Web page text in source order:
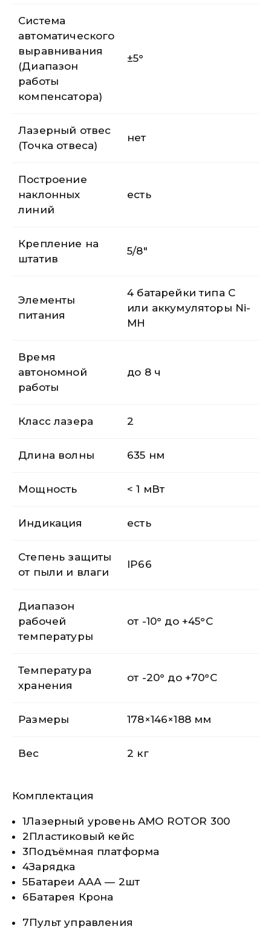
Система
автоматического
выравнивания
(Диапазон
работы
компенсатора)
±5°
Лазерный отвес
(Точка отвеса)
нет
Построение
наклонных
линий
есть
Крепление на
штатив
5/8″
Элементы
питания
4 батарейки типа C
или аккумуляторы Ni-
MH
Время
автономной
работы
до 8 ч
Класс лазера 2
Длина волны 635 нм
Мощность < 1 мВт
Индикация есть
Степень защиты
от пыли и влаги
IP66
Диапазон
рабочей
температуры
от -10° до +45°С
Температура
хранения
от -20° до +70°С
Размеры 178×146×188 мм
Вес 2 кг
Комплектация
1Лазерный уровень AMO ROTOR 300
2Пластиковый кейс
3Подъёмная платформа
4Зарядка
5Батареи ААА — 2шт
6Батарея Крона
7Пульт управления